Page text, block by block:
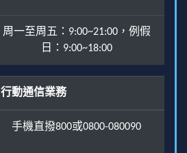
周一至周五：9:00~21:00，例假
日：9:00~18:00
行動通信業務
手機直撥800或0800-080090